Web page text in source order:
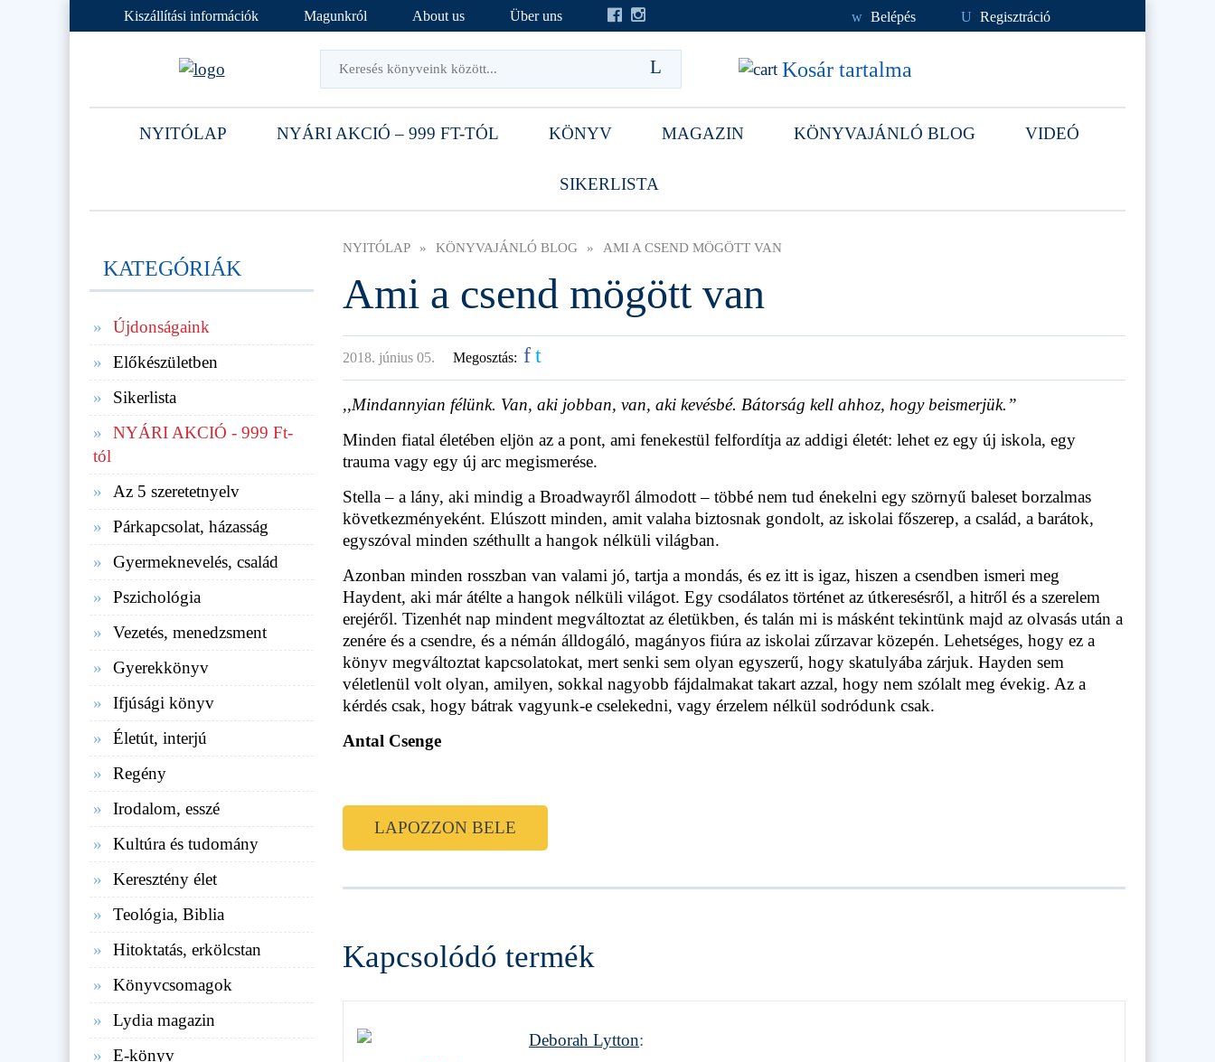
Kiszállítási információk Magunkról About us Über uns w Belépés U Regisztráció
Kosár tartalma
NYITÓLAP NYÁRI AKCIÓ – 999 FT-TÓL KÖNYV MAGAZIN KÖNYVAJÁNLÓ BLOG VIDEÓ
SIKERLISTA
NYITÓLAP » KÖNYVAJÁNLÓ BLOG » AMI A CSEND MÖGÖTT VAN
Ami a csend mögött van
2018. június 05. Megosztás: ft
,,Mindannyian félünk. Van, aki jobban, van, aki kevésbé. Bátorság kell ahhoz, hogy beismerjük.”
Minden fiatal életében eljön az a pont, ami fenekestül felfordítja az addigi életét: lehet ez egy új iskola, egy
trauma vagy egy új arc megismerése.
Stella – a lány, aki mindig a Broadwayről álmodott – többé nem tud énekelni egy szörnyű baleset borzalmas
következményeként. Elúszott minden, amit valaha biztosnak gondolt, az iskolai főszerep, a család, a barátok,
egyszóval minden széthullt a hangok nélküli világban.
Azonban minden rosszban van valami jó, tartja a mondás, és ez itt is igaz, hiszen a csendben ismeri meg
Haydent, aki már átélte a hangok nélküli világot. Egy csodálatos történet az útkeresésről, a hitről és a szerelem
erejéről. Tizenhét nap mindent megváltoztat az életükben, és talán mi is másként tekintünk majd az olvasás után a
zenére és a csendre, és a némán álldogáló, magányos fiúra az iskolai zűrzavar közepén. Lehetséges, hogy ez a
könyv megváltoztat kapcsolatokat, mert senki sem olyan egyszerű, hogy skatulyába zárjuk. Hayden sem
véletlenül volt olyan, amilyen, sokkal nagyobb fájdalmakat takart azzal, hogy nem szólalt meg évekig. Az a
kérdés csak, hogy bátrak vagyunk-e cselekedni, vagy érzelem nélkül sodródunk csak.
Antal Csenge
LAPOZZON BELE
Kapcsolódó termék
Deborah Lytton:
KATEGÓRIÁK
Újdonságaink
Előkészületben
Sikerlista
NYÁRI AKCIÓ - 999 Ft-
tól
Az 5 szeretetnyelv
Párkapcsolat, házasság
Gyermeknevelés, család
Pszichológia
Vezetés, menedzsment
Gyerekkönyv
Ifjúsági könyv
Életút, interjú
Regény
Irodalom, esszé
Kultúra és tudomány
Keresztény élet
Teológia, Biblia
Hitoktatás, erkölcstan
Könyvcsomagok
Lydia magazin
E-könyv